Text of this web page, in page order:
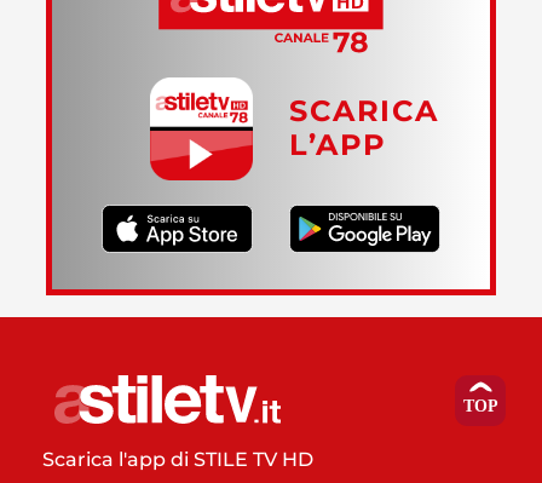
SCARICA
L’APP
Scarica l'app di STILE TV HD